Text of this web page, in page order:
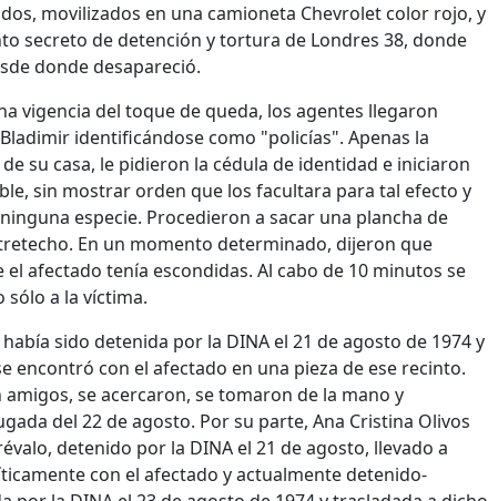
movilizados en una camioneta Chevrolet color rojo, y
secreto de detención y tortura de Londres 38, donde
donde desapareció.
vigencia del toque de queda, los agentes llegaron
identificándose como "policías". Apenas la
su casa, le pidieron la cédula de identidad e iniciaron
sin mostrar orden que los facultara para tal efecto y
especie. Procedieron a sacar una plancha de
En un momento determinado, dijeron que
afectado tenía escondidas. Al cabo de 10 minutos se
a la víctima.
sido detenida por la DINA el 21 de agosto de 1974 y
encontró con el afectado en una pieza de ese recinto.
se acercaron, se tomaron de la mano y
del 22 de agosto. Por su parte, Ana Cristina Olivos
detenido por la DINA el 21 de agosto, llevado a
con el afectado y actualmente detenido-